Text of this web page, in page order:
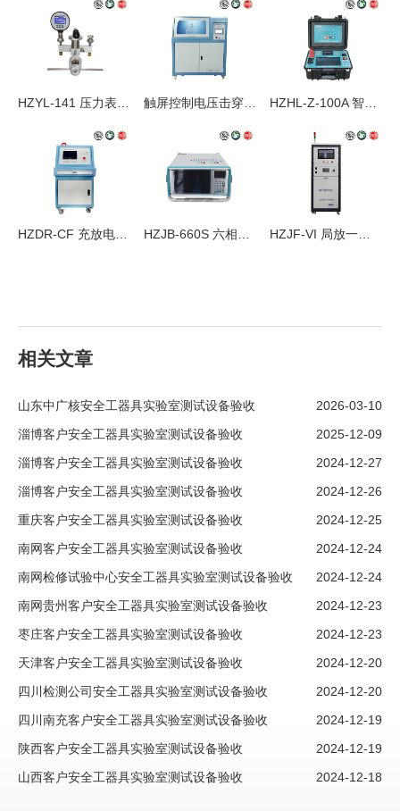
触屏控制电压击穿试验仪
HZDR-CF 充放电试验装置 HZJB-660S 六相微机继电保护测试仪 HZJF-VI 局放一体机
相关文章
2026-03-10
山东中广核安全工器具实验室测试设备验收
2025-12-09
淄博客户安全工器具实验室测试设备验收
2024-12-27
淄博客户安全工器具实验室测试设备验收
2024-12-26
淄博客户安全工器具实验室测试设备验收
2024-12-25
重庆客户安全工器具实验室测试设备验收
2024-12-24
南网客户安全工器具实验室测试设备验收
2024-12-24
南网检修试验中心安全工器具实验室测试设备验收
2024-12-23
南网贵州客户安全工器具实验室测试设备验收
2024-12-23
枣庄客户安全工器具实验室测试设备验收
2024-12-20
天津客户安全工器具实验室测试设备验收
2024-12-20
四川检测公司安全工器具实验室测试设备验收
2024-12-19
四川南充客户安全工器具实验室测试设备验收
2024-12-19
陕西客户安全工器具实验室测试设备验收
2024-12-18
山西客户安全工器具实验室测试设备验收